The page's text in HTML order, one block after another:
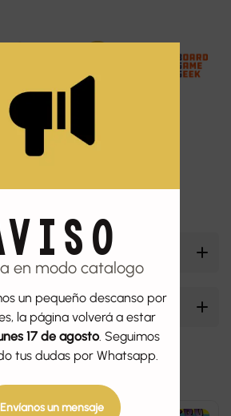
ltad:
relacionados
en modo catalogo
un pequeño descanso por
la página volverá a estar
17 de agosto. Seguimos
tus dudas por Whatsapp.
Envíanos un mensaje